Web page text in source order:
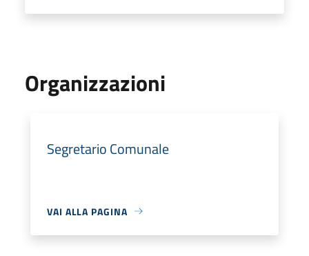
Organizzazioni
Segretario Comunale
VAI ALLA PAGINA